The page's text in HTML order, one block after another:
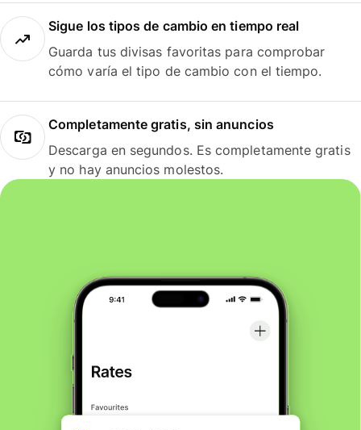
Sigue los tipos de cambio en tiempo real
Guarda tus divisas favoritas para comprobar
cómo varía el tipo de cambio con el tiempo.
Completamente gratis, sin anuncios
Descarga en segundos. Es completamente gratis
y no hay anuncios molestos.